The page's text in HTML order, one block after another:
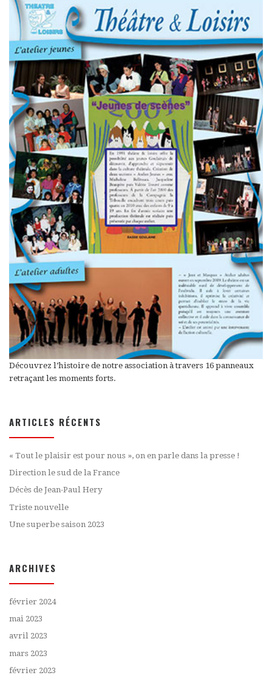
Découvrez l’histoire de notre association à travers 16 panneaux
retraçant les moments forts.
ARTICLES RÉCENTS
« Tout le plaisir est pour nous », on en parle dans la presse !
Direction le sud de la France
Décès de Jean-Paul Hery
Triste nouvelle
Une superbe saison 2023
ARCHIVES
février 2024
mai 2023
avril 2023
mars 2023
février 2023